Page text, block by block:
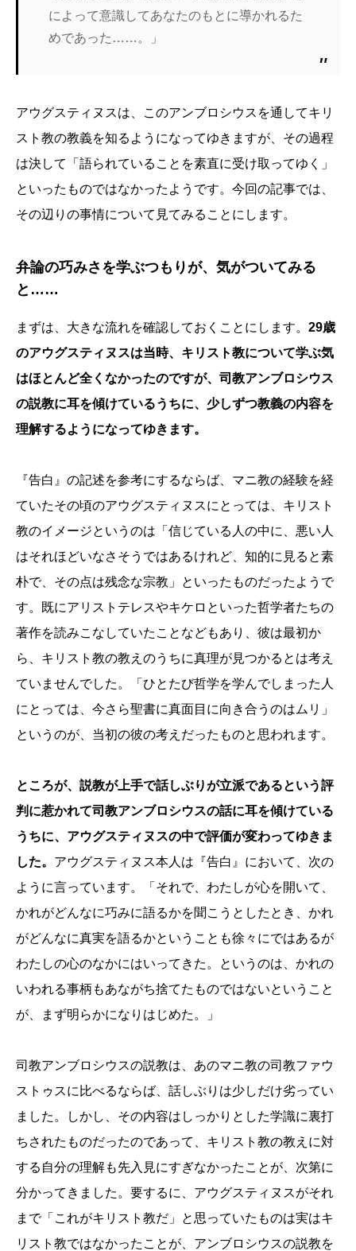
によって意識してあなたのもとに導かれるた
めであった……。」
アウグスティヌスは、このアンブロシウスを通してキリ
スト教の教義を知るようになってゆきますが、その過程
は決して「語られていることを素直に受け取ってゆく」
といったものではなかったようです。今回の記事では、
その辺りの事情について見てみることにします。
弁論の巧みさを学ぶつもりが、気がついてみる
と……
まずは、大きな流れを確認しておくことにします。 29歳
のアウグスティヌスは当時、キリスト教について学ぶ気
はほとんど全くなかったのですが、司教アンブロシウス
の説教に耳を傾けているうちに、少しずつ教義の内容を
理解するようになってゆきます。
『告白』の記述を参考にするならば、マニ教の経験を経
ていたその頃のアウグスティヌスにとっては、キリスト
教のイメージというのは「信じている人の中に、悪い人
はそれほどいなさそうではあるけれど、知的に見ると素
朴で、その点は残念な宗教」といったものだったようで
す。既にアリストテレスやキケロといった哲学者たちの
著作を読みこなしていたことなどもあり、彼は最初か
ら、キリスト教の教えのうちに真理が見つかるとは考え
ていませんでした。「ひとたび哲学を学んでしまった人
にとっては、今さら聖書に真面目に向き合うのはムリ」
というのが、当初の彼の考えだったものと思われます。
ところが、説教が上手で話しぶりが立派であるという評
判に惹かれて司教アンブロシウスの話に耳を傾けている
うちに、アウグスティヌスの中で評価が変わってゆきま
した。 アウグスティヌス本人は『告白』において、次の
ように言っています。「それで、わたしが心を開いて、
かれがどんなに巧みに語るかを聞こうとしたとき、かれ
がどんなに真実を語るかということも徐々にではあるが
わたしの心のなかにはいってきた。というのは、かれの
いわれる事柄もあながち捨てたものではないということ
が、まず明らかになりはじめた。」
司教アンブロシウスの説教は、あのマニ教の司教ファウ
ストゥスに比べるならば、話しぶりは少しだけ劣ってい
ました。しかし、その内容はしっかりとした学識に裏打
ちされたものだったのであって、キリスト教の教えに対
する自分の理解も先入見にすぎなかったことが、次第に
分かってきました。要するに、アウグスティヌスがそれ
まで「これがキリスト教だ」と思っていたものは実はキ
リスト教ではなかったことが、アンブロシウスの説教を